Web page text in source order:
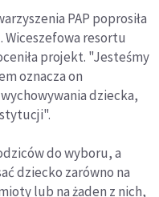
PAP poprosiła
resortu
projekt. "Jesteśmy
oznacza on
dziecka,
do wyboru, a
dziecko zarówno na
lub na żaden z nich,